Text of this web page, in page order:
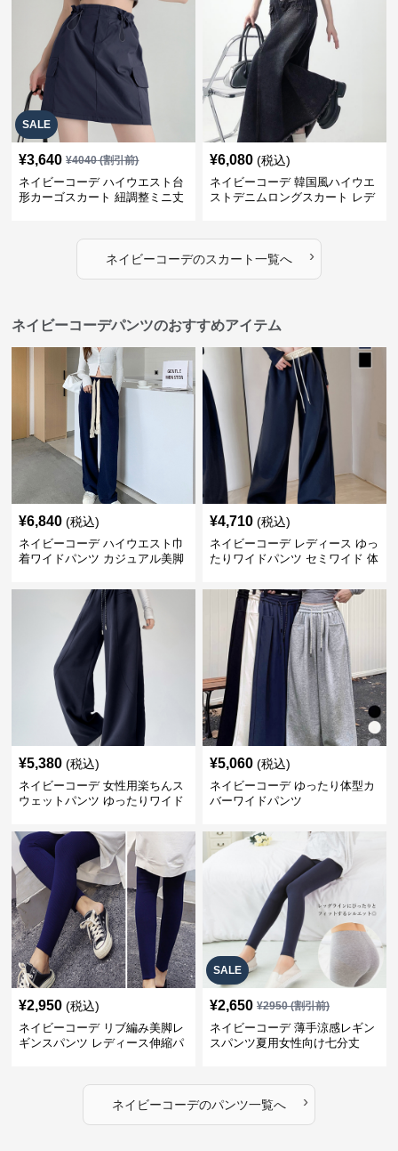
SALE
¥3,640 ¥4040(割引前)
ネイビーコーデ ハイウエスト台
形カーゴスカート 紐調整ミニ丈
¥6,080 (税込)
ネイビーコーデ 韓国風ハイウエ
ストデニムロングスカート レデ
ネイビーコーデのスカート一覧へ ›
ネイビーコーデパンツのおすすめアイテム
¥6,840 (税込)
ネイビーコーデ ハイウエスト巾
着ワイドパンツ カジュアル美脚
¥4,710 (税込)
ネイビーコーデ レディース ゆっ
たりワイドパンツ セミワイド 体
¥5,380 (税込)
ネイビーコーデ 女性用楽ちんス
ウェットパンツ ゆったりワイド
¥5,060 (税込)
ネイビーコーデ ゆったり体型カ
バーワイドパンツ
¥2,950 (税込)
ネイビーコーデ リブ編み美脚レ
ギンスパンツ レディース伸縮パ
SALE
¥2,650 ¥2950(割引前)
ネイビーコーデ 薄手涼感レギン
スパンツ夏用女性向け七分丈
ネイビーコーデのパンツ一覧へ ›